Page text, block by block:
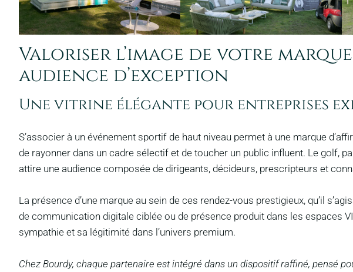
Valoriser l’image de votre marque
audience d’exception
Une vitrine élégante pour entreprises
S’associer à un événement sportif de haut niveau permet à une marque
de rayonner dans un cadre sélectif et de toucher un public influent. Le golf,
attire une audience composée de dirigeants, décideurs, prescripteurs et
La présence d’une marque au sein de ces rendez-vous prestigieux, qu’il
de communication digitale ciblée ou de présence produit dans les espaces
sympathie et sa légitimité dans l’univers premium.
Chez Bourdy, chaque partenaire est intégré dans un dispositif raffiné, pensé